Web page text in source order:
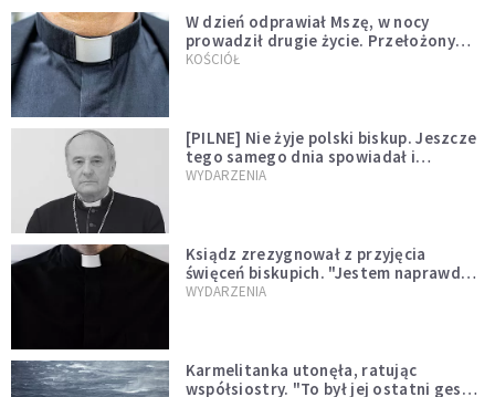
W dzień odprawiał Mszę, w nocy
prowadził drugie życie. Przełożony
kazał mu opuścić zakon
KOŚCIÓŁ
[PILNE] Nie żyje polski biskup. Jeszcze
tego samego dnia spowiadał i
sprawował Mszę świętą
WYDARZENIA
Ksiądz zrezygnował z przyjęcia
święceń biskupich. "Jestem naprawdę
niegodny"
WYDARZENIA
Karmelitanka utonęła, ratując
współsiostry. "To był jej ostatni gest